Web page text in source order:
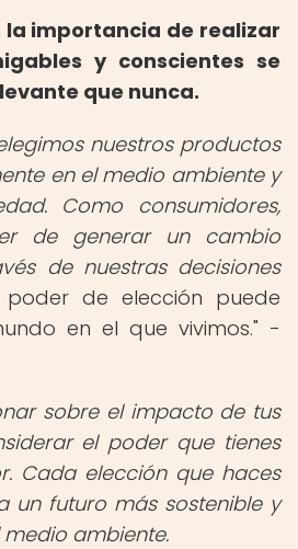
la importancia de realizar
y conscientes se
que nunca.
nuestros productos
en el medio ambiente y
Como consumidores,
de generar un cambio
de nuestras decisiones
poder de elección puede
en el que vivimos." -
sobre el impacto de tus
el poder que tienes
Cada elección que haces
un futuro más sostenible y
ambiente.